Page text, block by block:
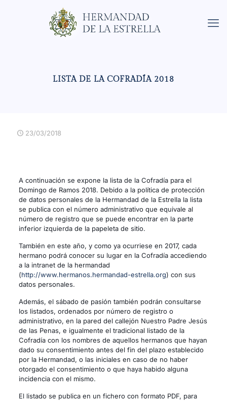
LISTA DE LA COFRADÍA 2018
23/03/2018
A continuación se expone la lista de la Cofradía para el
Domingo de Ramos 2018. Debido a la política de protección
de datos personales de la Hermandad de la Estrella la lista
se publica con el número administrativo que equivale al
número de registro que se puede encontrar en la parte
inferior izquierda de la papeleta de sitio.
También en este año, y como ya ocurriese en 2017, cada
hermano podrá conocer su lugar en la Cofradía accediendo
a la intranet de la hermandad
(http://www.hermanos.hermandad-estrella.org) con sus
datos personales.
Además, el sábado de pasión también podrán consultarse
los listados, ordenados por número de registro o
administrativo, en la pared del callejón Nuestro Padre Jesús
de las Penas, e igualmente el tradicional listado de la
Cofradía con los nombres de aquellos hermanos que hayan
dado su consentimiento antes del fin del plazo establecido
por la Hermandad, o las iniciales en caso de no haber
otorgado el consentimiento o que haya habido alguna
incidencia con el mismo.
El listado se publica en un fichero con formato PDF, para